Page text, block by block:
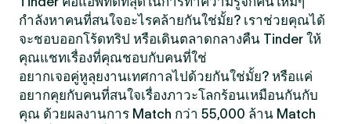
กำลังหาคนที่สนใจอะไรคล้ายกันใช่มั้ย? เราช่วยคุณได้
จะชอบออกโร้ดทริป หรือเดินตลาดกลางคืน Tinder ให้
คุณแชทเรื่องที่คุณชอบกับคนที่ใช่
อยากเจอคู่หูลุยงานเทศกาลไปด้วยกันใช่มั้ย? หรือแค่
อยากคุยกับคนที่สนใจเรื่องภาวะโลกร้อนเหมือนกันกับ
คุณ ด้วยผลงานการ Match กว่า 55,000 ล้าน Match